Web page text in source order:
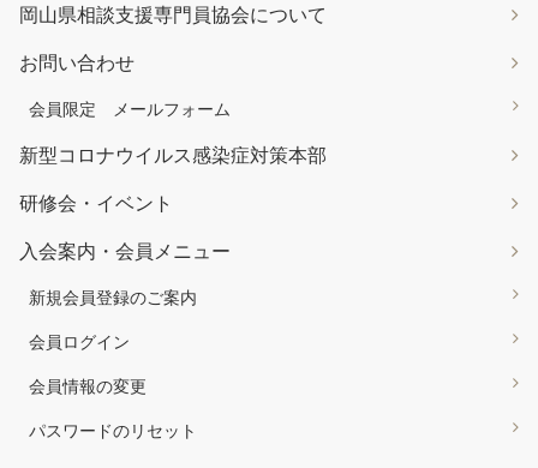
岡山県相談支援専門員協会について
お問い合わせ
会員限定 メールフォーム
新型コロナウイルス感染症対策本部
研修会・イベント
入会案内・会員メニュー
新規会員登録のご案内
会員ログイン
会員情報の変更
パスワードのリセット